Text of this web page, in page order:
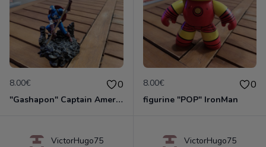
8.00€ 0
"Gashapon" Captain America
8.00€ 0
figurine "POP" IronMan
VictorHugo75 VictorHugo75